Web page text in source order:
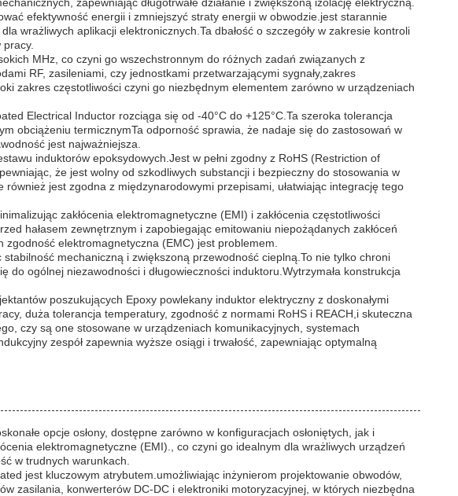
efektywność energii i zmniejszyć straty energii w obwodzie.jest starannie
wrażliwych aplikacji elektronicznych.Ta dbałość o szczegóły w zakresie kontroli
MHz, co czyni go wszechstronnym do różnych zadań związanych z
RF, zasileniami, czy jednostkami przetwarzającymi sygnały,zakres
zakres częstotliwości czyni go niezbędnym elementem zarówno w urządzeniach
Electrical Inductor rozciąga się od -40°C do +125°C.Ta szeroka tolerancja
obciążeniu termicznymTa odporność sprawia, że nadaje się do zastosowań w
jest najważniejsza.
induktorów epoksydowych.Jest w pełni zgodny z RoHS (Restriction of
że jest wolny od szkodliwych substancji i bezpieczny do stosowania w
jest zgodna z międzynarodowymi przepisami, ułatwiając integrację tego
zakłócenia elektromagnetyczne (EMI) i zakłócenia częstotliwości
hałasem zewnętrznym i zapobiegając emitowaniu niepożądanych zakłóceń
elektromagnetyczna (EMC) jest problemem.
mechaniczną i zwiększoną przewodność cieplną.To nie tylko chroni
ogólnej niezawodności i długowieczności induktoru.Wytrzymała konstrukcja
poszukujących Epoxy powlekany induktor elektryczny z doskonałymi
duża tolerancja temperatury, zgodność z normami RoHS i REACH,i skuteczna
czy są one stosowane w urządzeniach komunikacyjnych, systemach
zespół zapewnia wyższe osiągi i trwałość, zapewniając optymalną
opcje osłony, dostępne zarówno w konfiguracjach osłoniętych, jak i
elektromagnetyczne (EMI)., co czyni go idealnym dla wrażliwych urządzeń
w trudnych warunkach.
jest kluczowym atrybutem.umożliwiając inżynierom projektowanie obwodów,
zasilania, konwerterów DC-DC i elektroniki motoryzacyjnej, w których niezbędna